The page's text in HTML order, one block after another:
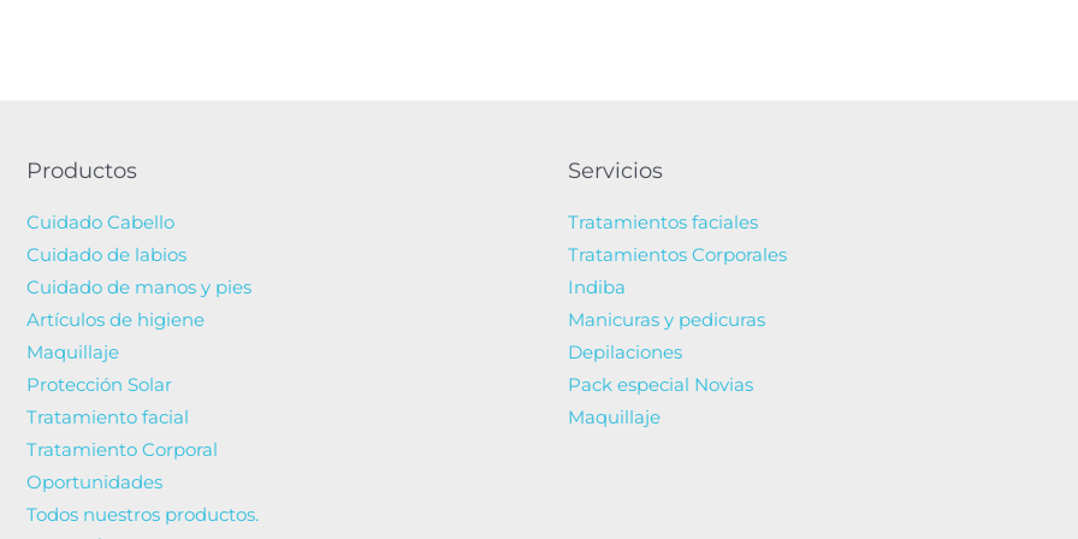
Productos
Cuidado Cabello
Cuidado de labios
Cuidado de manos y pies
Artículos de higiene
Maquillaje
Protección Solar
Tratamiento facial
Tratamiento Corporal
Oportunidades
Todos nuestros productos.
Servicios
Tratamientos faciales
Tratamientos Corporales
Indiba
Manicuras y pedicuras
Depilaciones
Pack especial Novias
Maquillaje